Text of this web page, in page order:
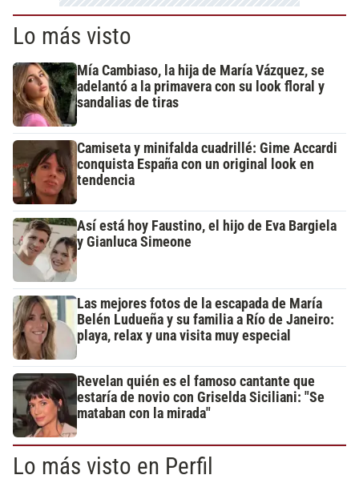
Lo más visto
Mía Cambiaso, la hija de María Vázquez, se
adelantó a la primavera con su look floral y
sandalias de tiras
Camiseta y minifalda cuadrillé: Gime Accardi
conquista España con un original look en
tendencia
Así está hoy Faustino, el hijo de Eva Bargiela
y Gianluca Simeone
Las mejores fotos de la escapada de María
Belén Ludueña y su familia a Río de Janeiro:
playa, relax y una visita muy especial
Revelan quién es el famoso cantante que
estaría de novio con Griselda Siciliani: "Se
mataban con la mirada"
Lo más visto en Perfil